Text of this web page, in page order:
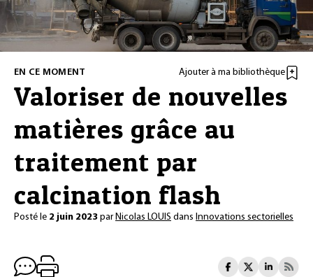
EN CE MOMENT Ajouter à ma bibliothèque
Valoriser de nouvelles
matières grâce au
traitement par
calcination flash
Posté le 2 juin 2023 parNicolas LOUIS dans Innovations sectorielles